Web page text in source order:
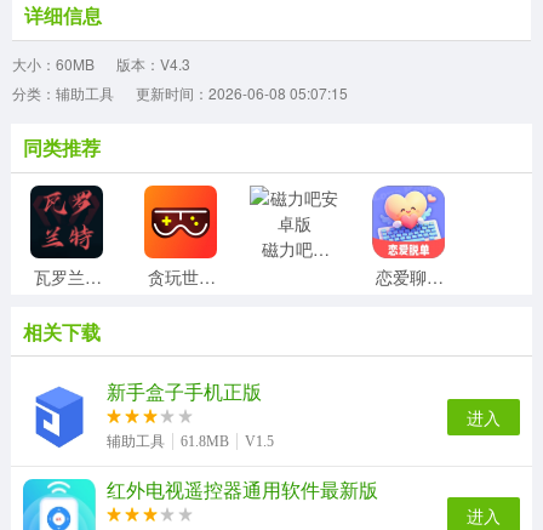
详细信息
大小：60MB
版本：V4.3
分类：辅助工具
更新时间：2026-06-08 05:07:15
同类推荐
瓦罗兰特盒子官方正版 贪玩世界安卓官方版
磁力吧安卓版
恋爱聊天话术高情商回复助手手机版
Ampere安卓直装版 迅转PDF转换器正版
isoftbox氛围灯手机正版 动漫屋盒子手机版 可达鸭解封器安卓免费版
相关下载
新手盒子手机正版
辅助工具 61.8MB V1.5
进入
红外电视遥控器通用软件最新版
进入